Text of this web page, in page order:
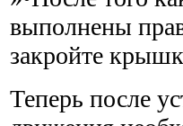
выполнены
закройте
Теперь после